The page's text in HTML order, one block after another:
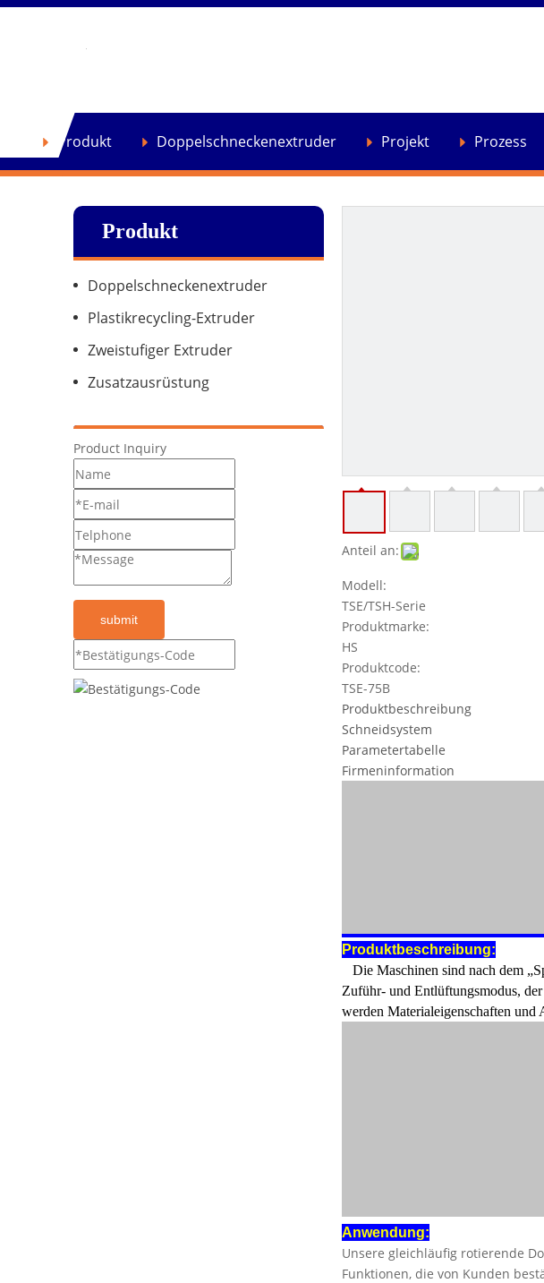
Produkt Doppelschneckenextruder Projekt Prozess
Produkt
Doppelschneckenextruder
Plastikrecycling-Extruder
Zweistufiger Extruder
Zusatzausrüstung
Product Inquiry
submit
Anteil an:
Modell:
TSE/TSH-Serie
Produktmarke:
HS
Produktcode:
TSE-75B
Produktbeschreibung
Schneidsystem
Parametertabelle
Firmeninformation
Produktbeschreibung:
Die Maschinen sind nach dem
Zuführ- und Entlüftungsmodus,
werden Materialeigenschaften
Anwendung:
Unsere gleichläufig rotierende
Funktionen, die von Kunden